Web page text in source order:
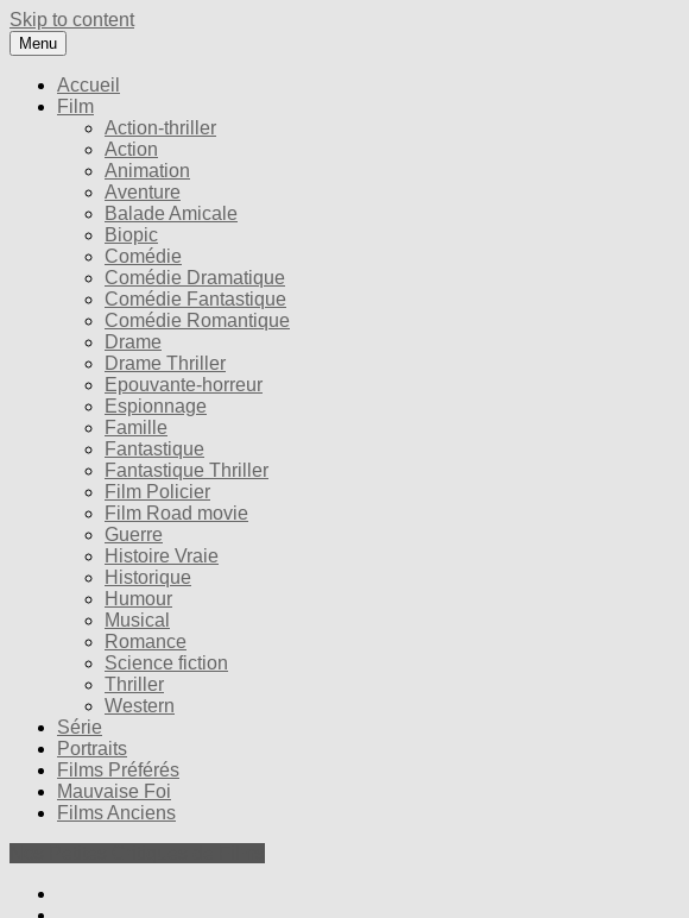
Skip to content
Menu
Accueil
Film
Action-thriller
Action
Animation
Aventure
Balade Amicale
Biopic
Comédie
Comédie Dramatique
Comédie Fantastique
Comédie Romantique
Drame
Drame Thriller
Epouvante-horreur
Espionnage
Famille
Fantastique
Fantastique Thriller
Film Policier
Film Road movie
Guerre
Histoire Vraie
Historique
Humour
Musical
Romance
Science fiction
Thriller
Western
Série
Portraits
Films Préférés
Mauvaise Foi
Films Anciens